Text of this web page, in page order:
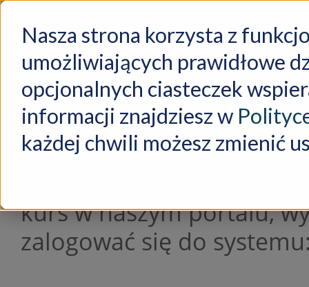
Nasza strona korzysta z
umożliwiających prawidłowe
opcjonalnych ciasteczek
informacji znajdziesz w
każdej chwili możesz zmienić
Zaloguj się
kurs w naszym portalu,
zalogować się do